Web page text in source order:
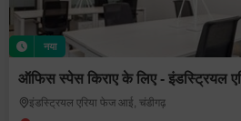
नया
ऑफिस स्पेस किराए के लिए - इंडस्ट्रियल
इंडस्ट्रियल एरिया फेज आई, चंडीगढ़